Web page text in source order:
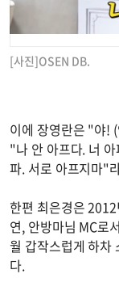
[사진]OSEN DB.
이에 장영란은 "야!
"나 안 아프다. 너
파. 서로 아프지마"
한편 최은경은
연, 안방마님 MC로
월 갑작스럽게 하차
다.